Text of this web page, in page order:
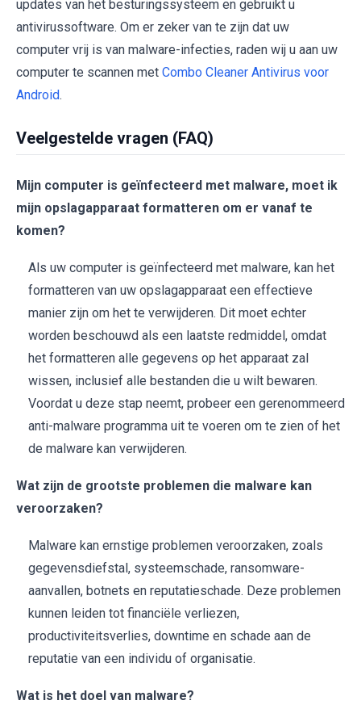
updates van het besturingssysteem en gebruikt u
antivirussoftware. Om er zeker van te zijn dat uw
computer vrij is van malware-infecties, raden wij u aan uw
computer te scannen met Combo Cleaner Antivirus voor
Android.
Veelgestelde vragen (FAQ)
Mijn computer is geïnfecteerd met malware, moet ik
mijn opslagapparaat formatteren om er vanaf te
komen?
Als uw computer is geïnfecteerd met malware, kan het
formatteren van uw opslagapparaat een effectieve
manier zijn om het te verwijderen. Dit moet echter
worden beschouwd als een laatste redmiddel, omdat
het formatteren alle gegevens op het apparaat zal
wissen, inclusief alle bestanden die u wilt bewaren.
Voordat u deze stap neemt, probeer een gerenommeerd
anti-malware programma uit te voeren om te zien of het
de malware kan verwijderen.
Wat zijn de grootste problemen die malware kan
veroorzaken?
Malware kan ernstige problemen veroorzaken, zoals
gegevensdiefstal, systeemschade, ransomware-
aanvallen, botnets en reputatieschade. Deze problemen
kunnen leiden tot financiële verliezen,
productiviteitsverlies, downtime en schade aan de
reputatie van een individu of organisatie.
Wat is het doel van malware?